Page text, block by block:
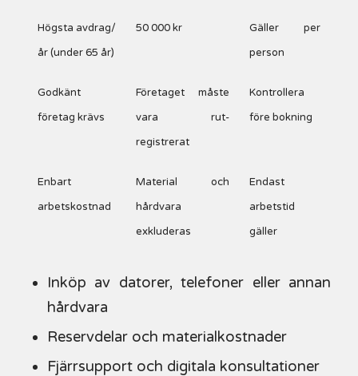
Högsta avdrag/
år (under 65 år)
50 000 kr
Gäller per
person
Godkänt
företag krävs
Företaget måste
vara rut-
registrerat
Kontrollera
före bokning
Enbart
arbetskostnad
Material och
hårdvara
exkluderas
Endast
arbetstid
gäller
Inköp av datorer, telefoner eller annan
hårdvara
Reservdelar och materialkostnader
Fjärrsupport och digitala konsultationer